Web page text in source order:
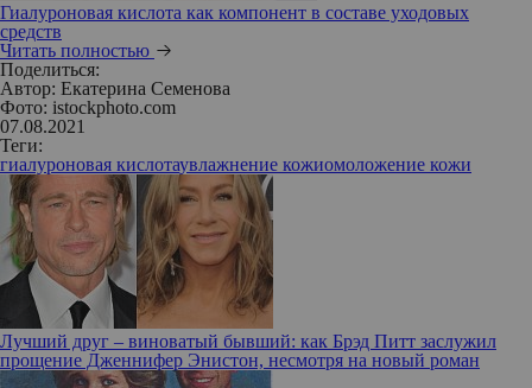
Гиалуроновая кислота как компонент в составе уходовых
средств
Читать полностью
Поделиться:
Автор: Екатерина Семенова
Фото: istockphoto.com
07.08.2021
Теги:
гиалуроновая кислотаувлажнение кожиомоложение кожи
Лучший друг – виноватый бывший: как Брэд Питт заслужил
прощение Дженнифер Энистон, несмотря на новый роман